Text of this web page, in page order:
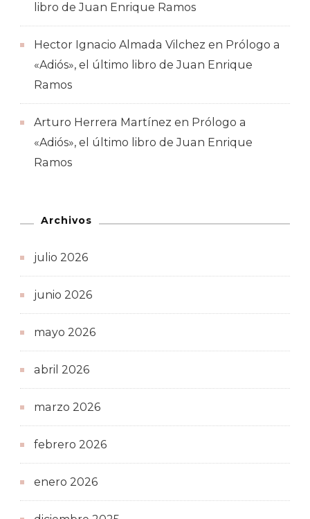
libro de Juan Enrique Ramos
Hector Ignacio Almada Vilchez en Prólogo a
«Adiós», el último libro de Juan Enrique
Ramos
Arturo Herrera Martínez en Prólogo a
«Adiós», el último libro de Juan Enrique
Ramos
Archivos
julio 2026
junio 2026
mayo 2026
abril 2026
marzo 2026
febrero 2026
enero 2026